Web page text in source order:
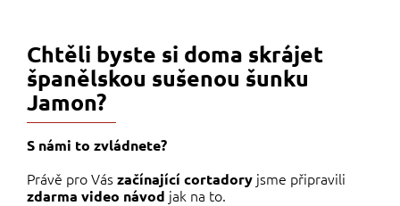
Chtěli byste si doma skrájet
španělskou sušenou šunku
Jamon?
S námi to zvládnete?
Právě pro Vászačínající cortadory jsme připravili
zdarma video návod jak na to.